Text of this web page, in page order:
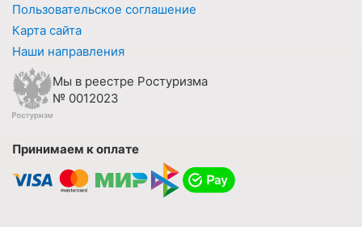
Пользовательское соглашение
Карта сайта
Наши направления
Мы в реестре Ростуризма
№ 0012023
Принимаем к оплате